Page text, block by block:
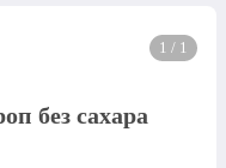
1 / 1
без сахара